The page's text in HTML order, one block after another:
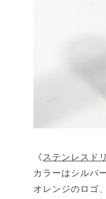
《ステンレスド
カラーはシルバ
オレンジのロゴ